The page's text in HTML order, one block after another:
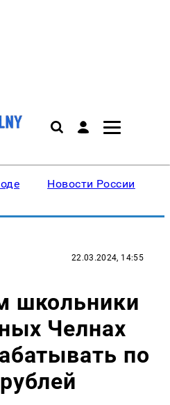
Новости России
22.03.2024, 14:55
школьники
Челнах
по